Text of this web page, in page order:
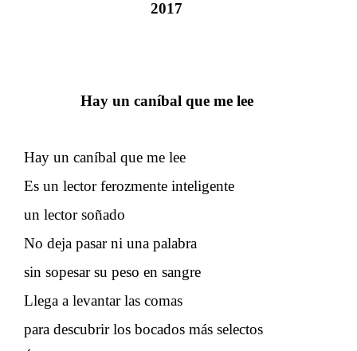
2017
Hay un caníbal que me lee
Hay un caníbal que me lee
Es un lector ferozmente inteligente
un lector soñado
No deja pasar ni una palabra
sin sopesar su peso en sangre
Llega a levantar las comas
para descubrir los bocados más selectos